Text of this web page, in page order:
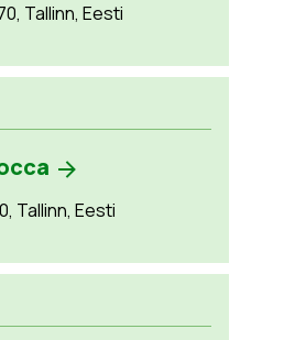
Tallinn, Eesti
Tallinn, Eesti